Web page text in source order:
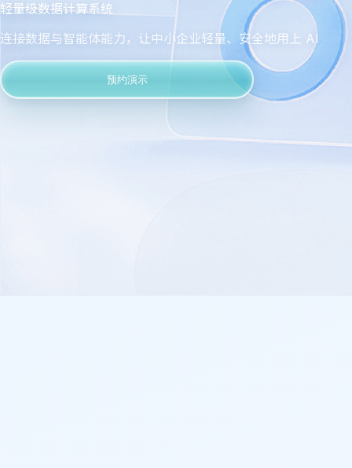
轻量级数据计算系统
连接数据与智能体能力，让中小企业轻量、安全地用上 AI
预约演示